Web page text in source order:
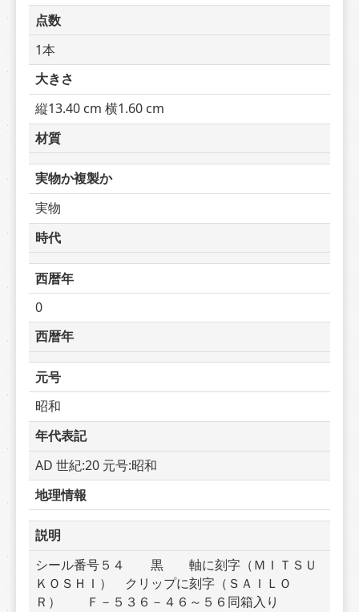
点数
1本
大きさ
縦13.40 cm 横1.60 cm
材質
実物か複製か
実物
時代
西暦年
0
西暦年
元号
昭和
年代表記
AD 世紀:20 元号:昭和
地理情報
説明
シール番号５４　　黒　　軸に刻字（ＭＩＴＳＵ
ＫＯＳＨＩ）　クリップに刻字（ＳＡＩＬＯ
Ｒ）　　Ｆ－５３６－４６～５６同箱入り